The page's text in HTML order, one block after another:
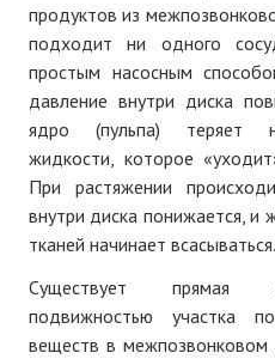
продуктов из
подходит ни одного
простым насосным
давление внутри диска
ядро (пульпа) теряет
жидкости, которое
При растяжении
внутри диска понижается,
тканей начинает всасываться.
Существует прямая
подвижностью участка
веществ в